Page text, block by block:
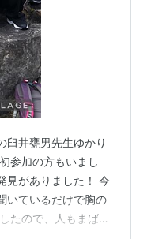
臼井甕男先生ゆかり
参加の方もいまし
見がありました！ 今
いているだけで胸の
たので、人もまばら